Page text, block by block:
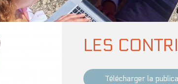
LES
Télécharger la